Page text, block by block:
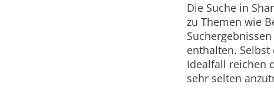
Die Suche in
zu Themen wie
enthalten.
Idealfall reichen
sehr selten